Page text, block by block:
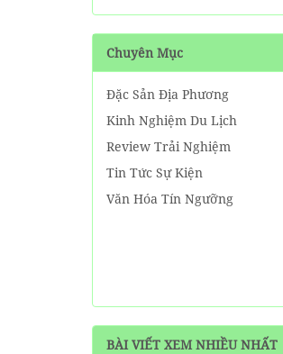
Chuyên Mục
Đặc Sản Địa Phương
Kinh Nghiệm Du Lịch
Review Trải Nghiệm
Tin Tức Sự Kiện
Văn Hóa Tín Ngưỡng
BÀI VIẾT XEM NHIỀU NHẤT